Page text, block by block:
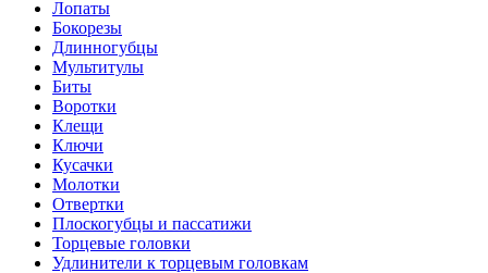
Лопаты
Бокорезы
Длинногубцы
Мультитулы
Биты
Воротки
Клещи
Ключи
Кусачки
Молотки
Отвертки
Плоскогубцы и пассатижи
Торцевые головки
Удлинители к торцевым головкам